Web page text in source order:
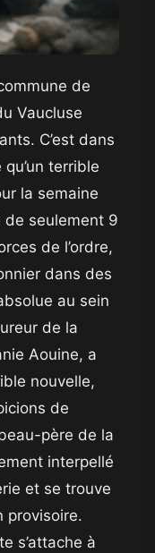
de
Vaucluse
C’est dans
terrible
la semaine
de seulement 9
de l’ordre,
dans des
au sein
de la
Aouine, a
nouvelle,
de
père de la
interpellé
et se trouve
provisoire.
s’attache à